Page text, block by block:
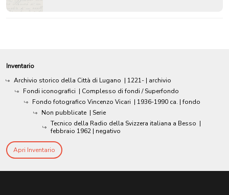
Inventario
Archivio storico della Città di Lugano | 1221- | archivio
Fondi iconografici | Complesso di fondi / Superfondo
Fondo fotografico Vincenzo Vicari | 1936-1990 ca. | fondo
Non pubblicate | Serie
Tecnico della Radio della Svizzera italiana a Besso |
febbraio 1962 | negativo
Apri Inventario